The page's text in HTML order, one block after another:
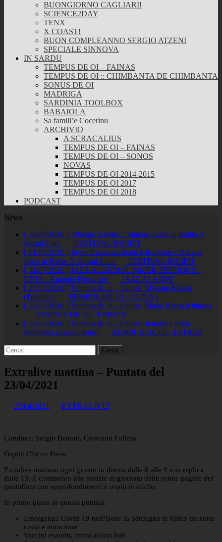
BUONGIORNO CAGLIARI!
SCIENCE2DAY
TENX
X COAST!
BUON COMPLEANNO SERGIO ATZENI
SPECIALE SINNOVA
IN SARDU
TEMPUS DE OI – FAINAS
TEMPUS DE OI :: CHIMBANTA DE CHIMBANTA
SONUS DE OI
MADRIGA
SARDINIA TOOLBOX
BABAIOLA
Sa famill’e Cocerinu
ARCHIVIO
A SCRACALIUS
TEMPUS DE OI – FAINAS
TEMPUS DE OI – SONOS
NOVAS
TEMPUS DE OI 2014-2015
TEMPUS DE OI 2017
TEMPUS DE OI 2018
PODCAST
News
[ 28/07/2026 ] Albergo Savoia :: Simone Azzu al Radio X
Social Club
FESTIVAL INCIPIT
[ 21/07/2026 ] Joyce Lussu tra fronti e frontiere :: Alessia
Farci al Radio X Social Club
FESTIVAL INCIPIT
[ 31/07/2026 ] JAZZ ALARM SUMMER SESSIONS –
EP.19 :: Antonio Floris trio
JAZZ ALARM!
[ 27/07/2026 ] Tempus de oi – Fainas: Myriam Mereu
(Terralba)
TEMPUS DE OI - FAINAS
[ 24/07/2026 ] Tempus de oi – Fainas: Maria Barca (Ottana)
TEMPUS DE OI - FAINAS
[ 23/07/2026 ] Tempus de oi – Fainas: Jonathan della
Marianna (Escalaplano)
TEMPUS DE OI - FAINAS
Ricerca
per:
Extralive mattina – Puntata del
23/04/2021
23/04/2021 EXTRALIVE!
Conduce: Sergio Benoni, Giovanni Follesa
Ospiti: Chicco Fresu
Extralive mattina: ogni giorno in diretta dalle 8 alle 9 e in replica
dalle 13, il commento alle notizie di giornata dalle prime pagine dei
quotidiani con approfondimenti e ospiti in studio.
In primo piano in questa puntata:
Emergenza Covid-19 nell’isola: la Sardegna in bilico tra zona
rossa e arancione
Vaccini esauriti, fermi alcuni hub